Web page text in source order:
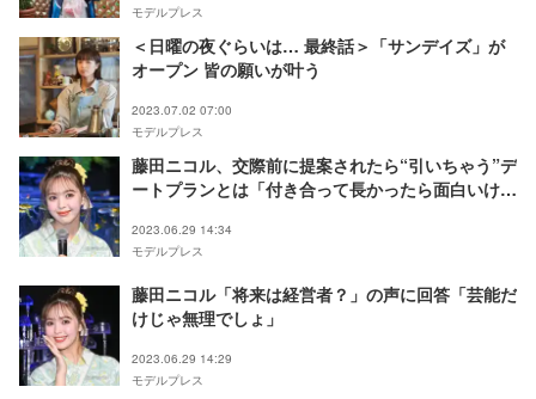
モデルプレス
＜日曜の夜ぐらいは… 最終話＞「サンデイズ」が
オープン 皆の願いが叶う
2023.07.02 07:00
モデルプレス
藤田ニコル、交際前に提案されたら“引いちゃう”デ
ートプランとは「付き合って長かったら面白いけ
2023.06.29 14:34
モデルプレス
藤田ニコル「将来は経営者？」の声に回答「芸能だ
けじゃ無理でしょ」
2023.06.29 14:29
モデルプレス